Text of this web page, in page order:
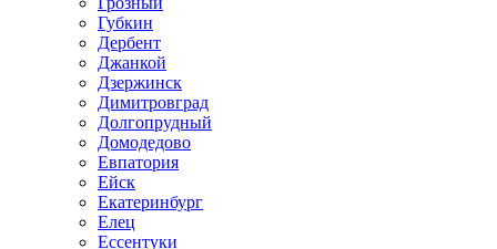
Губкин
Дербент
Джанкой
Дзержинск
Димитровград
Долгопрудный
Домодедово
Евпатория
Ейск
Екатеринбург
Елец
Ессентуки